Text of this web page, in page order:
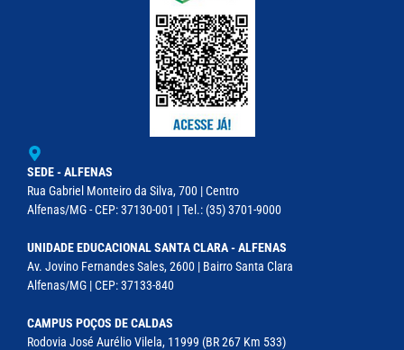
SEDE - ALFENAS
Rua Gabriel Monteiro da Silva, 700 | Centro
Alfenas/MG - CEP: 37130-001 | Tel.: (35) 3701-9000
UNIDADE EDUCACIONAL SANTA CLARA - ALFENAS
Av. Jovino Fernandes Sales, 2600 | Bairro Santa Clara
Alfenas/MG | CEP: 37133-840
CAMPUS POÇOS DE CALDAS
Rodovia José Aurélio Vilela, 11999 (BR 267 Km 533)